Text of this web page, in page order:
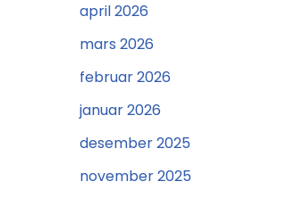
april 2026
mars 2026
februar 2026
januar 2026
desember 2025
november 2025